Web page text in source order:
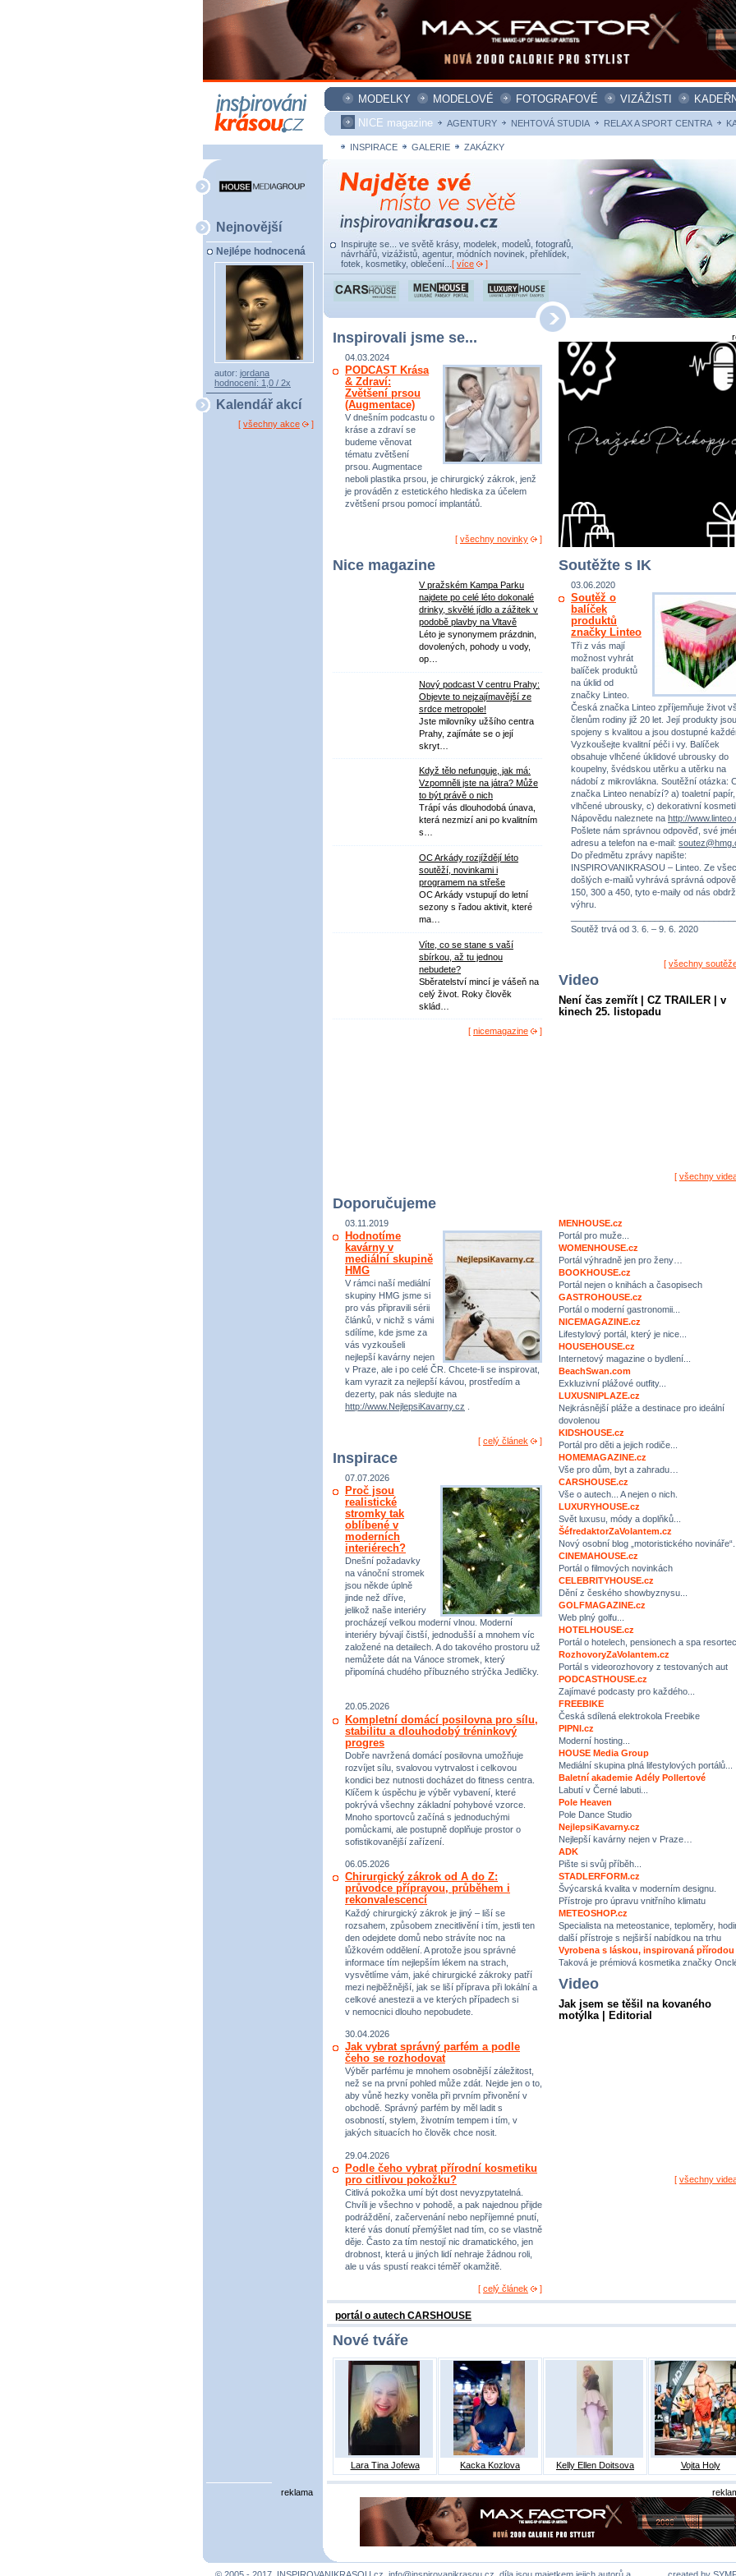
MODELKY MODELOVÉ FOTOGRAFOVÉ VIZÁŽISTI
NICE magazine
AGENTURY NEHTOVÁ STUDIA RELAX A SPORT CENTRA
INSPIRACE GALERIE ZAKÁZKY
Nejnovější
Nejlépe hodnocená
autor: jordana
hodnocení: 1,0 / 2x
Kalendář akcí
[ všechny akce ]
Inspirujte se... ve světě krásy, modelek, modelů, fotografů,
návrhářů, vizážistů, agentur, módních novinek, přehlídek,
fotek, kosmetiky, oblečení... [ více ]
Inspirovali jsme se...
04.03.2024
PODCAST Krása
& Zdraví:
Zvětšení prsou
(Augmentace)
V dnešním podcastu o
kráse a zdraví se
budeme věnovat
tématu zvětšení
prsou. Augmentace
neboli plastika prsou, je chirurgický zákrok, jenž
je prováděn z estetického hlediska za účelem
zvětšení prsou pomocí implantátů.
[ všechny novinky ]
Nice magazine
V pražském Kampa Parku
najdete po celé léto dokonalé
drinky, skvělé jídlo a zážitek v
podobě plavby na Vltavě
Léto je synonymem prázdnin,
dovolených, pohody u vody,
op…
Nový podcast V centru Prahy:
Objevte to nejzajímavější ze
srdce metropole!
Jste milovníky užšího centra
Prahy, zajímáte se o její
skryt…
Když tělo nefunguje, jak má:
Vzpomněli jste na játra? Může
to být právě o nich
Trápí vás dlouhodobá únava,
která nezmizí ani po kvalitním
s…
OC Arkády rozjíždějí léto
soutěží, novinkami i
programem na střeše
OC Arkády vstupují do letní
sezony s řadou aktivit, které
ma…
Víte, co se stane s vaší
sbírkou, až tu jednou
nebudete?
Sběratelství mincí je vášeň na
celý život. Roky člověk
sklád…
[ nicemagazine ]
Soutěžte s IK
03.06.2020
Soutěž o
balíček
produktů
značky Linteo
Tři z vás mají
možnost vyhrát
balíček produktů
na úklid od
značky Linteo.
Česká značka Linteo zpříjemňuje život
členům rodiny již 20 let. Její produkty jsou
spojeny s kvalitou a jsou dostupné
Vyzkoušejte kvalitní péči i vy. Balíček
obsahuje vlhčené úklidové ubrousky do
koupelny, švédskou utěrku a utěrku na
nádobí z mikrovlákna. Soutěžní otázka:
značka Linteo nenabízí? a) toaletní
vlhčené ubrousky, c) dekorativní
Nápovědu naleznete na http://
Pošlete nám správnou odpověď, své
adresu a telefon na e-mail:
Do předmětu zprávy napište:
INSPIROVANIKRASOU – Linteo. Ze
došlých e-mailů vyhrává správná
150, 300 a 450, tyto e-maily od nás
výhru.
Soutěž trvá od 3. 6. – 9. 6. 2020
[ všechny
Video
Není čas zemřít | CZ TRAILER | v
kinech 25. listopadu
[ všechny
Doporučujeme
03.11.2019
Hodnotíme
kavárny v
mediální skupině
HMG
V rámci naší mediální
skupiny HMG jsme si
pro vás připravili sérii
článků, v nichž s vámi
sdílíme, kde jsme za
vás vyzkoušeli
nejlepší kavárny nejen
v Praze, ale i po celé ČR. Chcete-li se inspirovat,
kam vyrazit za nejlepší kávou, prostředím a
dezerty, pak nás sledujte na
http://www.NejlepsiKavarny.cz
[ celý článek ]
Inspirace
07.07.2026
Proč jsou
realistické
stromky tak
oblíbené v
moderních
interiérech?
Dnešní požadavky
na vánoční stromek
jsou někde úplně
jinde než dříve,
jelikož naše interiéry
procházejí velkou moderní vlnou. Moderní
interiéry bývají čistší, jednodušší a mnohem víc
založené na detailech. A do takového prostoru už
nemůžete dát na Vánoce stromek, který
připomíná chudého příbuzného strýčka Jedličky.
20.05.2026
Kompletní domácí posilovna pro sílu,
stabilitu a dlouhodobý tréninkový
progres
Dobře navržená domácí posilovna umožňuje
rozvíjet sílu, svalovou vytrvalost i celkovou
kondici bez nutnosti docházet do fitness centra.
Klíčem k úspěchu je výběr vybavení, které
pokrývá všechny základní pohybové vzorce.
Mnoho sportovců začíná s jednoduchými
pomůckami, ale postupně doplňuje prostor o
sofistikovanější zařízení.
06.05.2026
Chirurgický zákrok od A do Z:
průvodce přípravou, průběhem i
rekonvalescencí
Každý chirurgický zákrok je jiný – liší se
rozsahem, způsobem znecitlivění i tím, jestli ten
den odejdete domů nebo strávíte noc na
lůžkovém oddělení. A protože jsou správné
informace tím nejlepším lékem na strach,
vysvětlíme vám, jaké chirurgické zákroky patří
mezi nejběžnější, jak se liší příprava při lokální a
celkové anestezii a ve kterých případech si
v nemocnici dlouho nepobudete.
30.04.2026
Jak vybrat správný parfém a podle
čeho se rozhodovat
Výběr parfému je mnohem osobnější záležitost,
než se na první pohled může zdát. Nejde jen o to,
aby vůně hezky voněla při prvním přivonění v
obchodě. Správný parfém by měl ladit s
osobností, stylem, životním tempem i tím, v
jakých situacích ho člověk chce nosit.
29.04.2026
Podle čeho vybrat přírodní kosmetiku
pro citlivou pokožku?
Citlivá pokožka umí být dost nevyzpytatelná.
Chvíli je všechno v pohodě, a pak najednou přijde
podráždění, začervenání nebo nepříjemné pnutí,
které vás donutí přemýšlet nad tím, co se vlastně
děje. Často za tím nestojí nic dramatického, jen
drobnost, která u jiných lidí nehraje žádnou roli,
ale u vás spustí reakci téměř okamžitě.
[ celý článek ]
MENHOUSE.cz
Portál pro muže...
WOMENHOUSE.cz
Portál výhradně jen pro ženy…
BOOKHOUSE.cz
Portál nejen o knihách a časopisech
GASTROHOUSE.cz
Portál o moderní gastronomii...
NICEMAGAZINE.cz
Lifestylový portál, který je nice...
HOUSEHOUSE.cz
Internetový magazine o bydlení...
BeachSwan.com
Exkluzivní plážové outfity...
LUXUSNIPLAZE.cz
Nejkrásnější pláže a destinace pro ideální
dovolenou
KIDSHOUSE.cz
Portál pro děti a jejich rodiče...
HOMEMAGAZINE.cz
Vše pro dům, byt a zahradu…
CARSHOUSE.cz
Vše o autech... A nejen o nich.
LUXURYHOUSE.cz
Svět luxusu, módy a doplňků...
ŠéfredaktorZaVolantem.cz
Nový osobní blog „motoristického novináře“.
CINEMAHOUSE.cz
Portál o filmových novinkách
CELEBRITYHOUSE.cz
Dění z českého showbyznysu...
GOLFMAGAZINE.cz
Web plný golfu...
HOTELHOUSE.cz
Portál o hotelech, pensionech a spa
RozhovoryZaVolantem.cz
Portál s videorozhovory z testovaných aut
PODCASTHOUSE.cz
Zajímavé podcasty pro každého...
FREEBIKE
Česká sdílená elektrokola Freebike
PIPNI.cz
Moderní hosting...
HOUSE Media Group
Mediální skupina plná lifestylových portálů...
Baletní akademie Adély Pollertové
Labutí v Černé labuti...
Pole Heaven
Pole Dance Studio
NejlepsiKavarny.cz
Nejlepší kavárny nejen v Praze…
ADK
Pište si svůj příběh...
STADLERFORM.cz
Švýcarská kvalita v moderním designu.
Přístroje pro úpravu vnitřního klimatu
METEOSHOP.cz
Specialista na meteostanice, teploměry,
další přístroje s nejširší nabídkou na trhu
Vyrobena s láskou, inspirovaná přírodou
Taková je prémiová kosmetika značky
Video
Jak jsem se těšil na kovaného
motýlka | Editorial
[ všechny
portál o autech CARSHOUSE
Nové tváře
Lara Tina Jofewa Kacka Kozlova Kelly Ellen Doitsova Vojta Holy
reklama